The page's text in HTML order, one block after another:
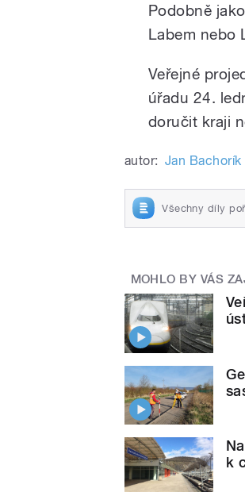
Podobně
Labem nebo
Veřejné
úřadu 24.
doručit kraji
autor: Jan Bachorík
Všechny díly
MOHLO BY VÁS
k